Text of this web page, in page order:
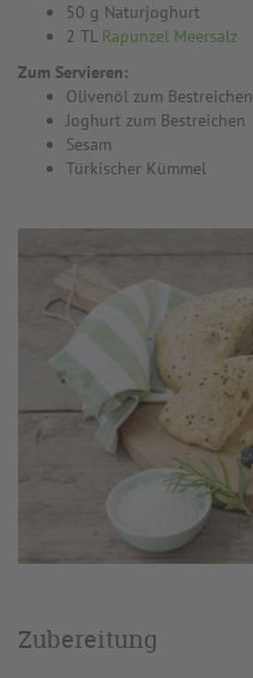
50 g Naturjoghurt
2 TL Rapunzel Meersalz
Zum Servieren:
Olivenöl zum Bestreichen
Joghurt zum Bestreichen
Sesam
Türkischer Kümmel
Zubereitung